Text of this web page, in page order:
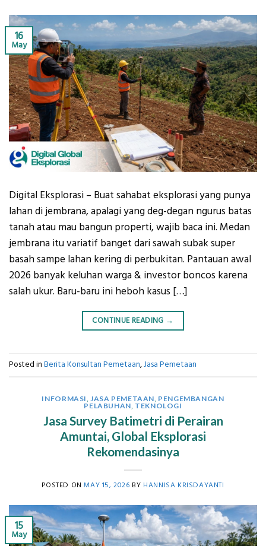
16
May
Digital Eksplorasi – Buat sahabat eksplorasi yang punya
lahan di jembrana, apalagi yang deg-degan ngurus batas
tanah atau mau bangun properti, wajib baca ini. Medan
jembrana itu variatif banget dari sawah subak super
basah sampe lahan kering di perbukitan. Pantauan awal
2026 banyak keluhan warga & investor boncos karena
salah ukur. Baru-baru ini heboh kasus […]
CONTINUE READING →
Posted in Berita Konsultan Pemetaan,Jasa Pemetaan
INFORMASI JASA PEMETAAN PENGEMBANGAN
PELABUHAN TEKNOLOGI
Jasa Survey Batimetri di Perairan
Amuntai, Global Eksplorasi
Rekomendasinya
POSTED ONMAY 15, 2026 BY HANNISA KRISDAYANTI
15
May